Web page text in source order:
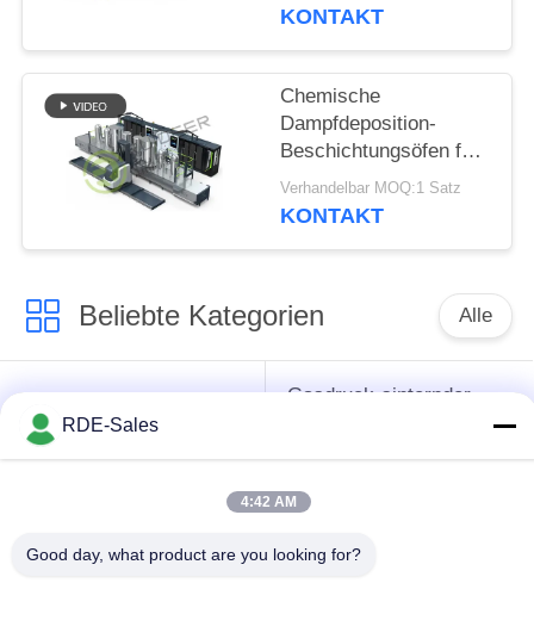
KONTAKT
Chemische
Dampfdeposition-
Beschichtungsöfen für
Zement-/Wolframkarbid-
Schneidwerkzeug
Verhandelbar MOQ:1 Satz
KONTAKT
Beliebte Kategorien Alle
Sinterhüftenofen
Gasdruck-sinternder
MIM sinternder Ofen
RDE-Sales
4:42 AM
Good day, what product are you looking for?